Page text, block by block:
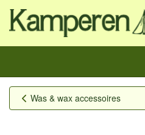
Was & wax accessoires